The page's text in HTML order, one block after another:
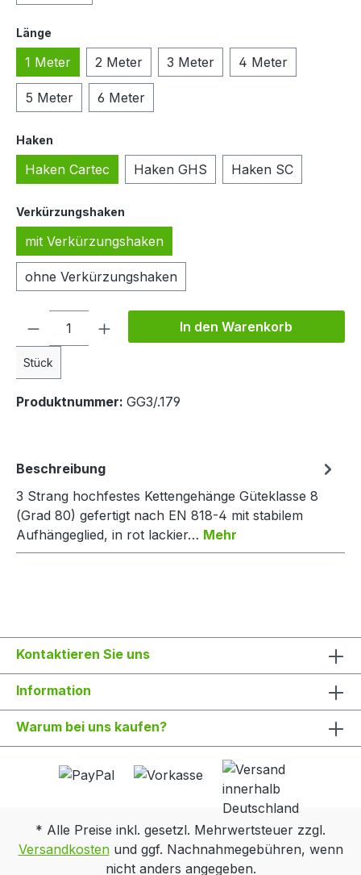
Länge
1 Meter 2 Meter 3 Meter 4 Meter
5 Meter 6 Meter
Haken
Haken Cartec Haken GHS Haken SC
Verkürzungshaken
mit Verkürzungshaken
ohne Verkürzungshaken
Produkt Anzahl: Gib den
Stück
In den Warenkorb
Produktnummer: GG3/.179
Beschreibung
3 Strang hochfestes Kettengehänge Güteklasse 8
(Grad 80) gefertigt nach EN 818-4 mit stabilem
Aufhängeglied, in rot lackier… Mehr
Kontaktieren Sie uns
Information
Warum bei uns kaufen?
* Alle Preise inkl. gesetzl. Mehrwertsteuer zzgl.
Versandkostenund ggf. Nachnahmegebühren, wenn
nicht anders angegeben.